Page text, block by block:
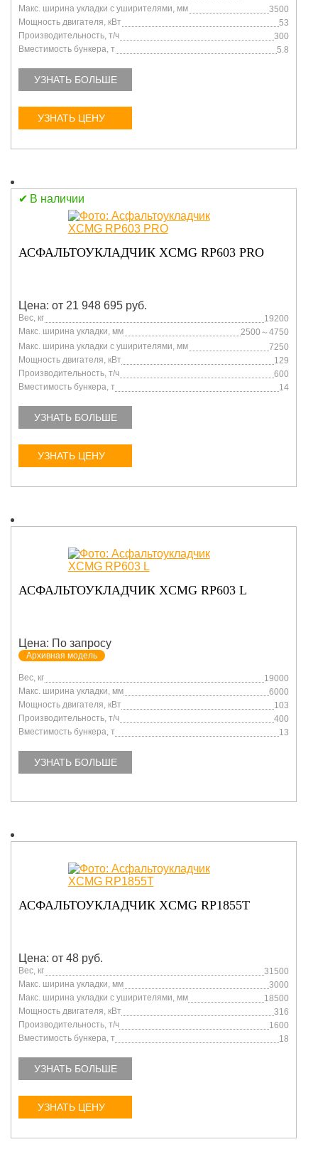
Макс. ширина укладки с уширителями, мм
3500
Мощность двигателя, кВт
53
Производительность, т/ч
300
Вместимость бункера, т
5.8
УЗНАТЬ БОЛЬШЕ
УЗНАТЬ ЦЕНУ
В наличии
АСФАЛЬТОУКЛАДЧИК XCMG RP603 PRO
Цена: от 21 948 695 руб.
Вес, кг
19200
Макс. ширина укладки, мм
2500～4750
Макс. ширина укладки с уширителями, мм
7250
Мощность двигателя, кВт
129
Производительность, т/ч
600
Вместимость бункера, т
14
УЗНАТЬ БОЛЬШЕ
УЗНАТЬ ЦЕНУ
АСФАЛЬТОУКЛАДЧИК XCMG RP603 L
Цена: По запросу
Архивная модель
Вес, кг
19000
Макс. ширина укладки, мм
6000
Мощность двигателя, кВт
103
Производительность, т/ч
400
Вместимость бункера, т
13
УЗНАТЬ БОЛЬШЕ
АСФАЛЬТОУКЛАДЧИК XCMG RP1855T
Цена: от 48 руб.
Вес, кг
31500
Макс. ширина укладки, мм
3000
Макс. ширина укладки с уширителями, мм
18500
Мощность двигателя, кВт
316
Производительность, т/ч
1600
Вместимость бункера, т
18
УЗНАТЬ БОЛЬШЕ
УЗНАТЬ ЦЕНУ